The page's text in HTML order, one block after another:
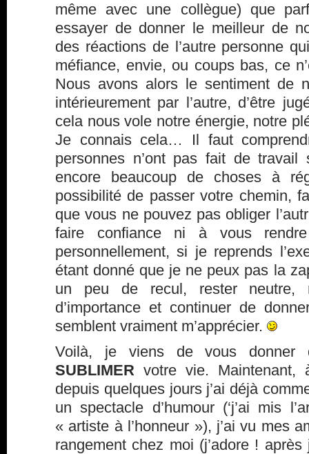
même avec une collègue) que
essayer de donner le meilleur de
des réactions de l’autre personne
méfiance, envie, ou coups bas, ce
Nous avons alors le sentiment de
intérieurement par l’autre, d’être
cela nous vole notre énergie, notre
Je connais cela… Il faut
personnes n’ont pas fait de travail
encore beaucoup de choses à
possibilité de passer votre chemin,
que vous ne pouvez pas obliger
faire confiance ni à vous
personnellement, si je reprends
étant donné que je ne peux pas la
un peu de recul, rester neutre,
d’importance et continuer de
semblent vraiment m’apprécier.
Voilà, je viens de vous donner
SUBLIMER votre vie.
depuis quelques jours j’ai déjà
un spectacle d’humour (‘j’ai mis
« artiste à l’honneur »), j’ai vu mes
rangement chez moi (j’adore !